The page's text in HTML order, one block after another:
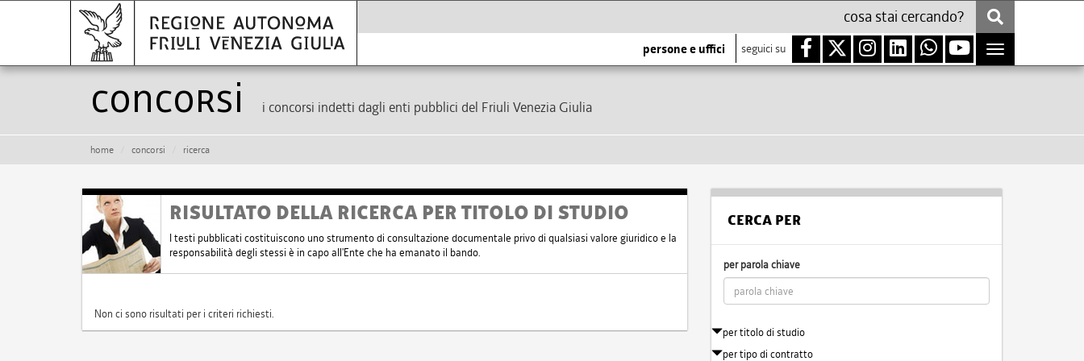
persone e uffici seguici su
Toggle
navigation
Concorsi i concorsi indetti dagli enti pubblici del Friuli Venezia Giulia
home concorsi ricerca
RISULTATO DELLA RICERCA PER TITOLO DI STUDIO
I testi pubblicati costituiscono uno strumento di consultazione documentale privo di qualsiasi valore giuridico e la
responsabilità degli stessi è in capo all'Ente che ha emanato il bando.
Non ci sono risultati per i criteri richiesti.
CERCA PER
per parola chiave
per titolo di studio
per tipo di contratto